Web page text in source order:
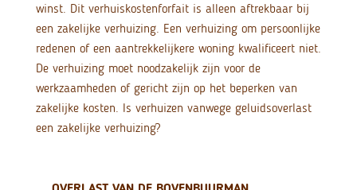
winst. Dit verhuiskostenforfait is alleen aftrekbaar bij
een zakelijke verhuizing. Een verhuizing om persoonlijke
redenen of een aantrekkelijkere woning kwalificeert niet.
De verhuizing moet noodzakelijk zijn voor de
werkzaamheden of gericht zijn op het beperken van
zakelijke kosten. Is verhuizen vanwege geluidsoverlast
een zakelijke verhuizing?